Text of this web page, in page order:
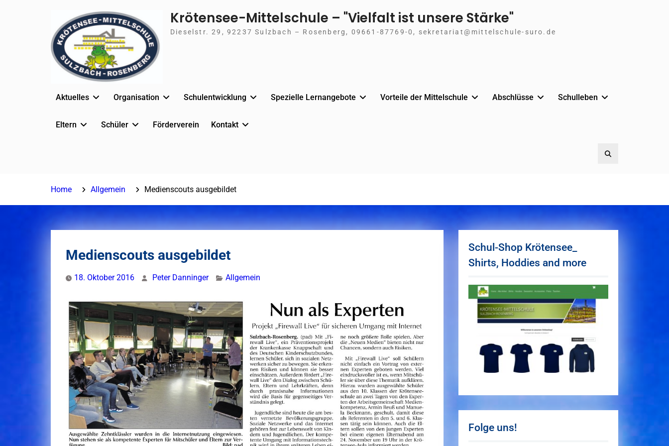
Krötensee-Mittelschule – "Vielfalt ist unsere Stärke"
Dieselstr. 29, 92237 Sulzbach – Rosenberg, 09661-87769-0, sekretariat@mittelschule-suro.de
Aktuelles Organisation Schulentwicklung Spezielle Lernangebote Vorteile der Mittelschule Abschlüsse Schulleben
Eltern Schüler Förderverein Kontakt
Home Allgemein Medienscouts ausgebildet
Medienscouts ausgebildet
18. Oktober 2016 Peter Danninger Allgemein
Schul-Shop Krötensee_
Shirts, Hoddies and more
Folge uns!